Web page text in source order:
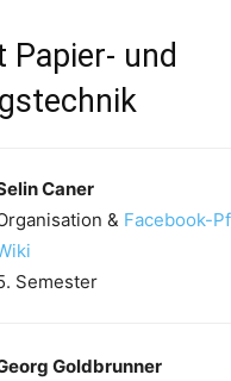
Papier- und
Caner
& Facebook-
Semester
Goldbrunner